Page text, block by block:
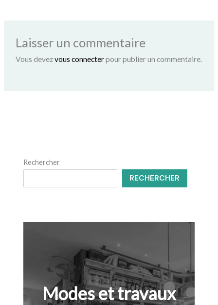
Laisser un commentaire
Vous devezvous connecterpour publier un commentaire.
Rechercher
RECHERCHER
Modes et travaux